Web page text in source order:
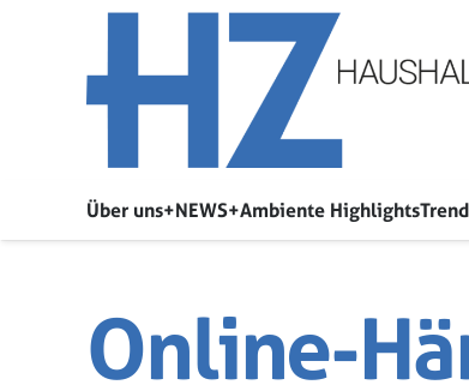
Über uns+NEWS+Ambiente Highlights
Online-